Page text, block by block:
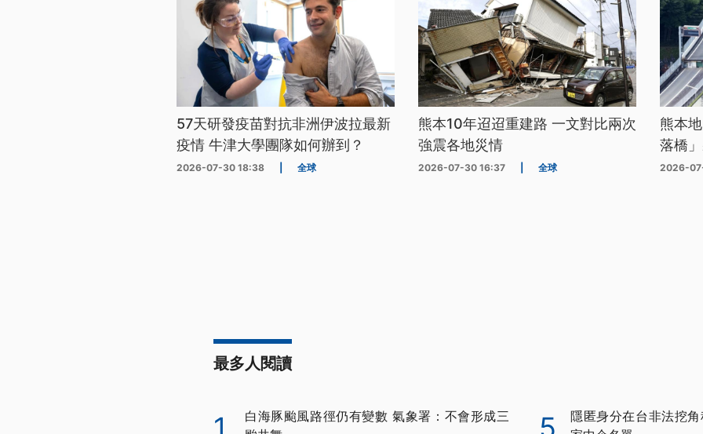
57天研發疫苗對抗非洲伊波拉最新
疫情 牛津大學團隊如何辦到？
2026-07-30 18:38 全球
熊本10年迢迢重建路 一文對比兩次
強震各地災情
2026-07-30 16:37 全球
熊本
落橋
2026-
最多人閱讀
白海豚颱風路徑仍有變數 氣象署：不會形成三
隱匿身分在台非法挖